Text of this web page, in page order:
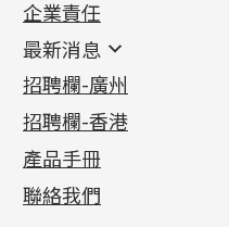
珠仔鏈
镶口链
管狀網鏈
十字車花鏈系列
十字閃O鏈系列
十字錘打鏈系列
側身車花鏈系列
側身鏈系列
首飾配件
耳環類配件
卷迫系列
螺絲迫系列
梅花迫系列
平臺迫系列
綫拍系列
美拍系列
鏈類配件
動感車花吊墜
調節珠系列
生圈扣系列
龍蝦扣系列
鴨俐制系列
其他類配件
珠盤系列
袖口鈕系列
焊片及鐳射綫
空心車花管
珠類配件
無孔光身珠
空心光身珠
無孔批花珠
鑲口類
四爪頭系列
六爪頭系列
車花片
動感車花片
鑲口戒指
鑲口手鏈系列
首飾系列
手镯系列
戒指系列
空心耳環
空心车花管首饰链
空心手鐲系列
貴金屬原料
千足金
記憶金屬系列
記憶戒指
拉簧珠珠手鏈
記憶鈦手鐲
企業責任
最新消息
最新消息
各項證書(2)
相片集(9)
展覽會資訊
最新產品資訊
招聘欄-廣州
招聘欄-香港
產品手冊
聯絡我們